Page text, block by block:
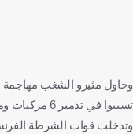
وحاول مثيرو الشغب مهاجمة
تسببوا في تدمير 6 مركبات ومتحرين، بالإضافة إلى إصابة أحد ضباط الشرطة.
وتدخلت قوات الشرطة